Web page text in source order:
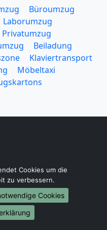
Büroumzug
Laborumzug
Privatumzug
Beiladung
Klaviertransport
Möbeltaxi
Belgien
Bulgarien
Dänemark
England
Portugal
Cookies um die
zu verbessern.
Cookies